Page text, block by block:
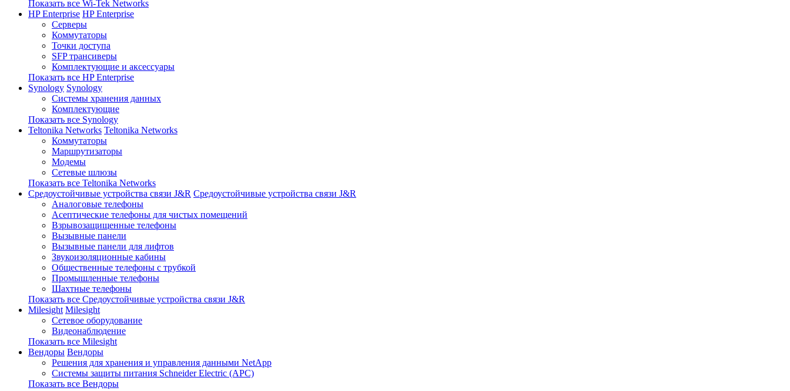
Показать все Wi-Tek Networks
HP Enterprise HP Enterprise
Серверы
Коммутаторы
Точки доступа
SFP трансиверы
Комплектующие и аксессуары
Показать все HP Enterprise
Synology Synology
Системы хранения данных
Комплектующие
Показать все Synology
Teltonika Networks Teltonika Networks
Коммутаторы
Маршрутизаторы
Модемы
Сетевые шлюзы
Показать все Teltonika Networks
Средоустойчивые устройства связи J&R Средоустойчивые устройства связи J&R
Аналоговые телефоны
Асептические телефоны для чистых помещений
Взрывозащищенные телефоны
Вызывные панели
Вызывные панели для лифтов
Звукоизоляционные кабины
Общественные телефоны с трубкой
Промышленные телефоны
Шахтные телефоны
Показать все Средоустойчивые устройства связи J&R
Milesight Milesight
Сетевое оборудование
Видеонаблюдение
Показать все Milesight
Вендоры Вендоры
Решения для хранения и управления данными NetApp
Системы защиты питания Schneider Electric (APC)
Показать все Вендоры